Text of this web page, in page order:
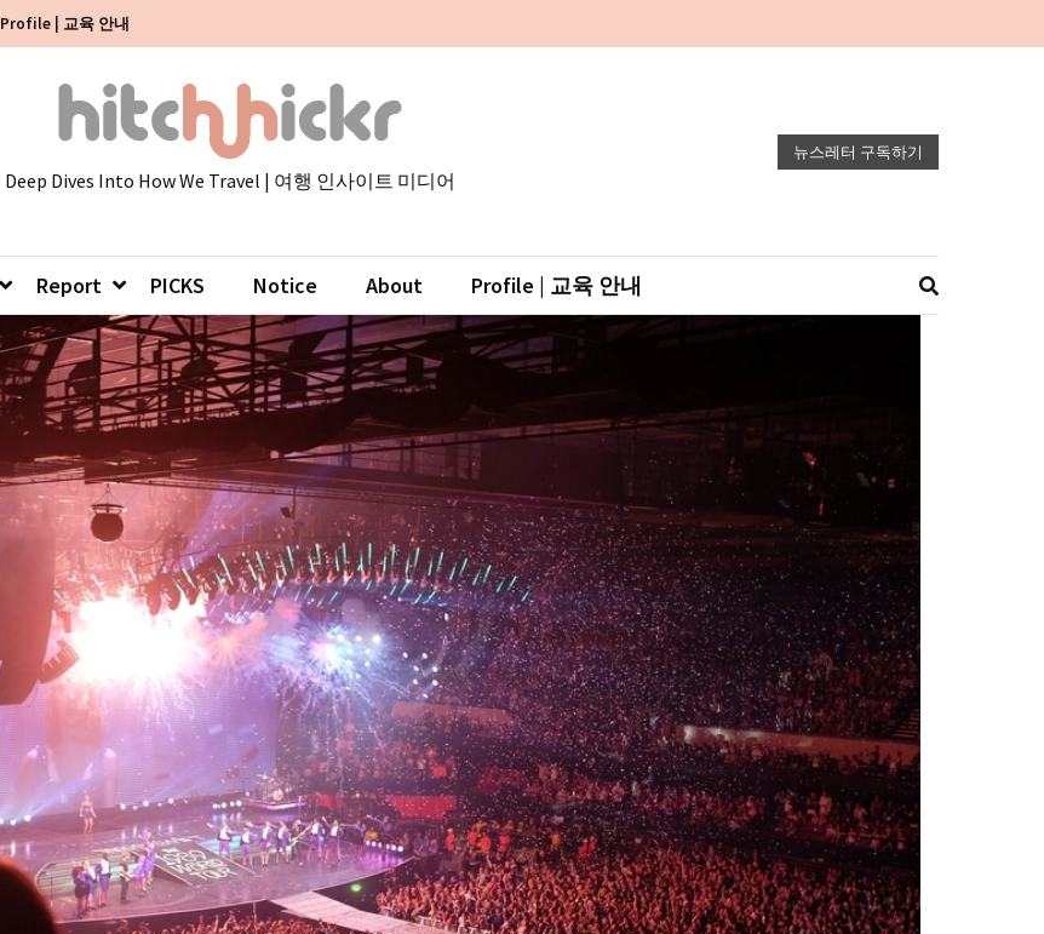
Profile | 교육 안내
Deep Dives Into How We Travel | 여행 인사이트 미디어
뉴스레터 구독하기
Report PICKS Notice About Profile | 교육 안내